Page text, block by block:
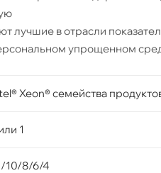
лучшие в отрасли
упрощенном
Xeon® семейства
1
10/8/6/4